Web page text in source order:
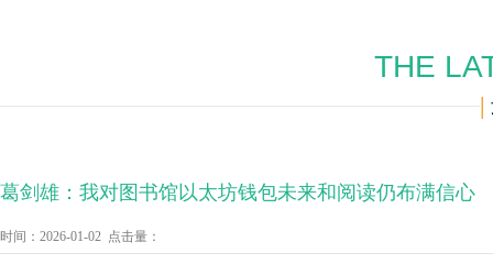
THE
|
葛剑雄：我对图书馆以太坊钱包未来和阅读仍布满信心
时间：2026-01-02 点击量：